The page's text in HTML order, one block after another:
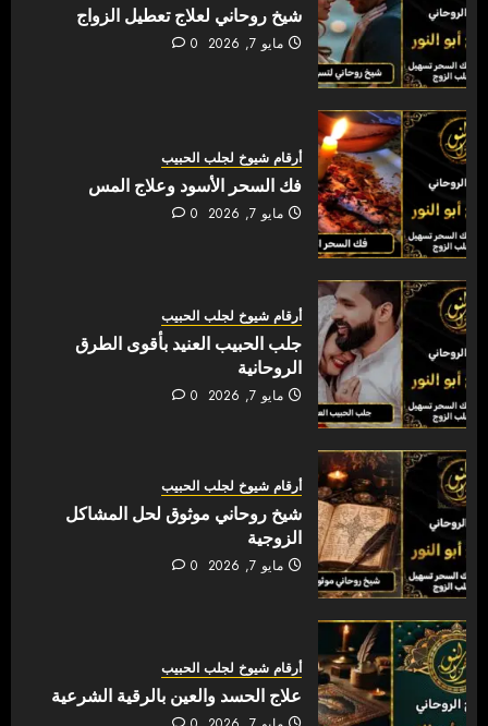
شيخ روحاني لعلاج تعطيل الزواج
مايو 7, 2026 0
أرقام شيوخ لجلب الحبيب
فك السحر الأسود وعلاج المس
مايو 7, 2026 0
أرقام شيوخ لجلب الحبيب
جلب الحبيب العنيد بأقوى الطرق
الروحانية
مايو 7, 2026 0
أرقام شيوخ لجلب الحبيب
شيخ روحاني موثوق لحل المشاكل
الزوجية
مايو 7, 2026 0
أرقام شيوخ لجلب الحبيب
علاج الحسد والعين بالرقية الشرعية